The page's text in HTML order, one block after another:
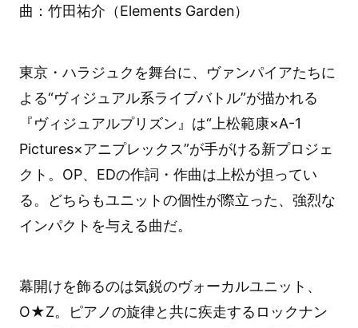
曲：竹田祐介（Elements Garden）
東京・ハラジュクを舞台に、ヴァンパイアたちに
よる“ヴィジュアル系ライブバトル”が描かれる
『ヴィジュアルプリズン』は“上松範康×A-1
Pictures×アニプレックス”が手がける新プロジェ
クト。OP、EDの作詞・作曲は上松が担ってい
る。どちらもユニットの個性が際立った、強烈な
インパクトを与える曲だ。
幕開けを飾るのは気鋭のヴォーカルユニット、
O★Z。ピアノの旋律と共に疾走するロックナン